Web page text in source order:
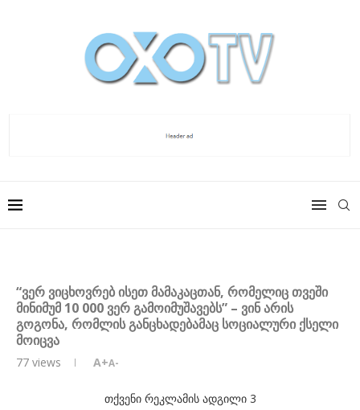
“ვერ ვიცხოვრებ ისეთ მამაკაცთან, რომელიც თვეში
მინიმუმ 10 000 ვერ გამოიმუშავებს” – ვინ არის
გოგონა, რომლის განცხადებამაც სოციალური ქსელი
მოიცვა
77 views A+A-
თქვენი რეკლამის ადგილი 3